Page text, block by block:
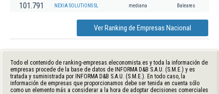
101.791 NEXIA SOLUTIONS SL mediana Baleares
Ver Ranking de Empresas Nacional
Todo el contenido de ranking-empresas.eleconomista.es y toda la información de
empresas procede de la base de datos de INFORMA D&B S.A.U. (S.M.E.) y es
tratada y suministrada por INFORMA D&B S.A.U. (S.M.E.). En todo caso, la
información de empresas que proporcionamos debe ser tenida en cuenta sólo
como un elemento más a considerar a la hora de adoptar decisiones comerciales